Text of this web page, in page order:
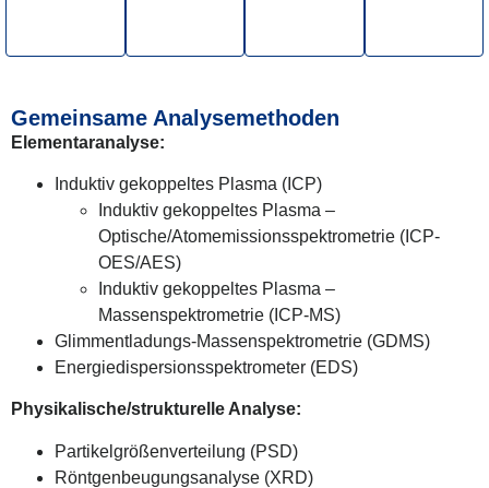
Gemeinsame Analysemethoden
Elementaranalyse:
Induktiv gekoppeltes Plasma (ICP)
Induktiv gekoppeltes Plasma –
Optische/Atomemissionsspektrometrie (ICP-
OES/AES)
Induktiv gekoppeltes Plasma –
Massenspektrometrie (ICP-MS)
Glimmentladungs-Massenspektrometrie (GDMS)
Energiedispersionsspektrometer (EDS)
Physikalische/strukturelle Analyse:
Partikelgrößenverteilung (PSD)
Röntgenbeugungsanalyse (XRD)